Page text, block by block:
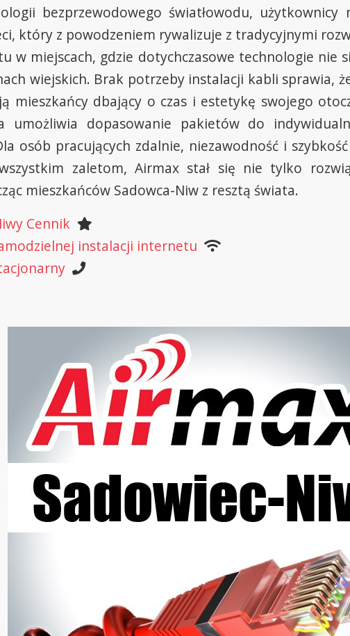
bezprzewodowego światłowodu,
który z powodzeniem rywalizuje z tradycyjnymi
miejscach, gdzie dotychczasowe technologie nie
wiejskich. Brak potrzeby instalacji kabli sprawia,
mieszkańcy dbający o czas i estetykę swojego
umożliwia dopasowanie pakietów do
osób pracujących zdalnie, niezawodność i
zaletom, Airmax stał się nie tylko
mieszkańców Sadowca-Niw z resztą świata.
Cennik
instalacji internetu